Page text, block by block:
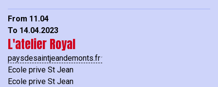
From 11.04
To 14.04.2023
L'atelier Royal
paysdesaintjeandemonts.fr
Ecole prive St Jean
Ecole prive St Jean